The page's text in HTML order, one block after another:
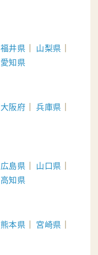
福井県
山梨県
愛知県
大阪府
兵庫県
広島県
山口県
高知県
熊本県
宮崎県